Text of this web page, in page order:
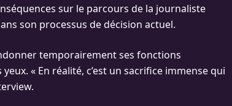
sur le parcours de la journaliste
son processus de décision actuel.
temporairement ses fonctions
« En réalité, c’est un sacrifice immense qui